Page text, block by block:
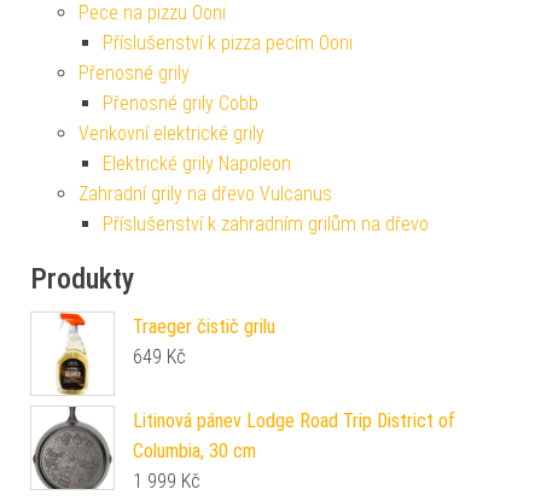
Pece na pizzu Ooni
Příslušenství k pizza pecím Ooni
Přenosné grily
Přenosné grily Cobb
Venkovní elektrické grily
Elektrické grily Napoleon
Zahradní grily na dřevo Vulcanus
Příslušenství k zahradním grilům na dřevo
Produkty
Traeger čistič grilu
649 Kč
Litinová pánev Lodge Road Trip District of
Columbia, 30 cm
1 999 Kč